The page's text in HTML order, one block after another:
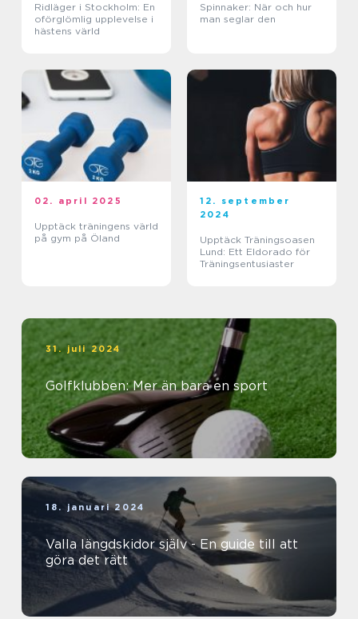
Ridläger i Stockholm: En
oförglömlig upplevelse i
hästens värld
Spinnaker: När och hur
man seglar den
02. april 2025
Upptäck träningens värld
på gym på Öland
12. september
2024
Upptäck Träningsoasen
Lund: Ett Eldorado för
Träningsentusiaster
31. juli 2024
Golfklubben: Mer än bara en sport
18. januari 2024
Valla längdskidor själv - En guide till att
göra det rätt